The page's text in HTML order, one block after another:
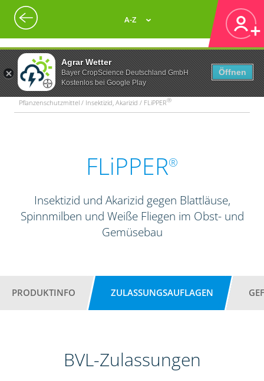
Agrar Wetter
Bayer CropScience Deutschland GmbH
Kostenlos bei Google Play
Öffnen
A-Z
Pflanzenschutzmittel / Insektizid, Akarizid / FLiPPER®
FLiPPER®
Insektizid und Akarizid gegen Blattläuse,
Spinnmilben und Weiße Fliegen im Obst- und
Gemüsebau
PRODUKTINFO ZULASSUNGSAUFLAGEN
BVL-Zulassungen